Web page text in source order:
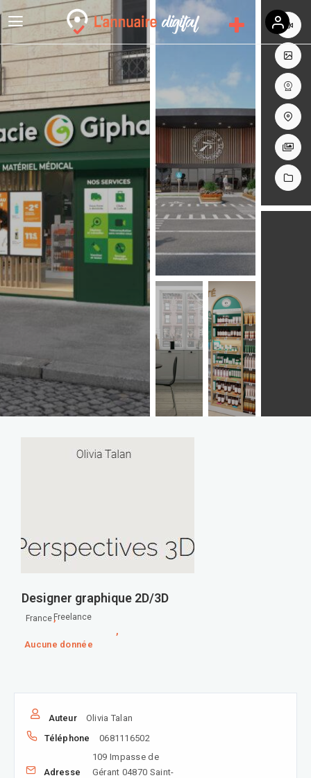
Designer graphique 2D/3D
France ,Freelance
,
Aucune donnée
Auteur
Olivia Talan
Téléphone
0681116502
Adresse
109 Impasse de
Gérant 04870 Saint-